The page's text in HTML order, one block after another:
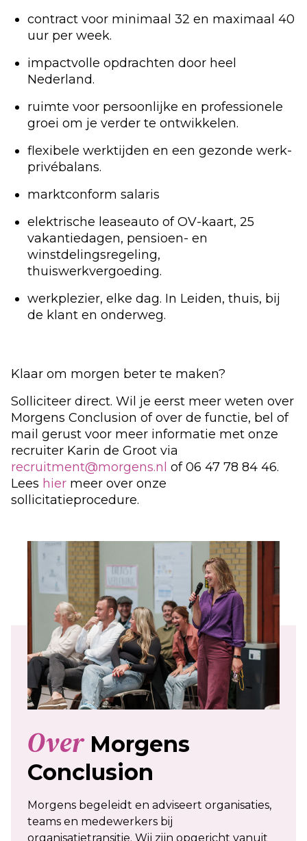
contract voor minimaal 32 en maximaal 40
uur per week.
impactvolle opdrachten door heel
Nederland.
ruimte voor persoonlijke en professionele
groei om je verder te ontwikkelen.
flexibele werktijden en een gezonde werk-
privébalans.
marktconform salaris
elektrische leaseauto of OV-kaart, 25
vakantiedagen, pensioen- en
winstdelingsregeling,
thuiswerkvergoeding.
werkplezier, elke dag. In Leiden, thuis, bij
de klant en onderweg.
Klaar om morgen beter te maken?
Solliciteer direct. Wil je eerst meer weten over
Morgens Conclusion of over de functie, bel of
mail gerust voor meer informatie met onze
recruiter Karin de Groot via
recruitment@morgens.nl of 06 47 78 84 46.
Lees hier meer over onze
sollicitatieprocedure.
OverMorgens
Conclusion
Morgens begeleidt en adviseert organisaties,
teams en medewerkers bij
organisatietransitie. Wij zijn opgericht vanuit